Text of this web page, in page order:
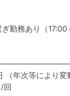
勤務あり（17:00
年次等により変
回